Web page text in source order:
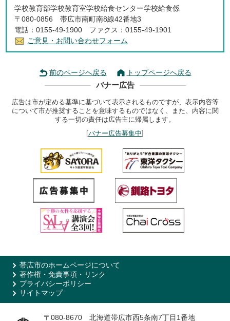
学校教育部学校教育室学校給食センター学校給食係
〒080-0856 帯広市南町南8線42番地3
電話：0155-49-1900 ファクス：0155-49-1901
ご意見・お問い合わせフォーム
前のページへ戻る トップページへ戻る
バナー広告
広告は市が定める基準に基づいて表示されるものですが、表示内容等
について市が推奨することを意味するものではなく、また、内容に関
する一切の責任は広告主に帰属します。
[バナー広告募集中]
帯広市のホームページについて
著作権・免責事項・リンク
プライバシーポリシー
サイトマップ
〒080-8670 北海道帯広市西5条南7丁目1番地